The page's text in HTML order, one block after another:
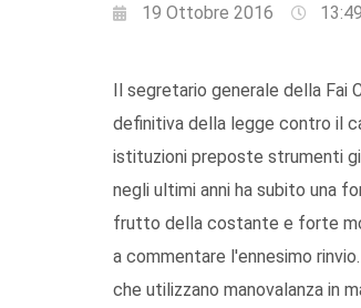
19 Ottobre 2016 13:49
Il segretario generale della Fai
definitiva della legge contro il
istituzioni preposte strumenti
negli ultimi anni ha subito una
frutto della costante e forte
a commentare l'ennesimo
che utilizzano manovalanza in